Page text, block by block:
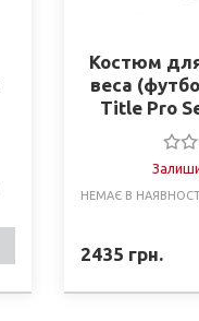
Костюм
веса
Title Pro
Rubber
НЕМАЄ В
2435 грн.